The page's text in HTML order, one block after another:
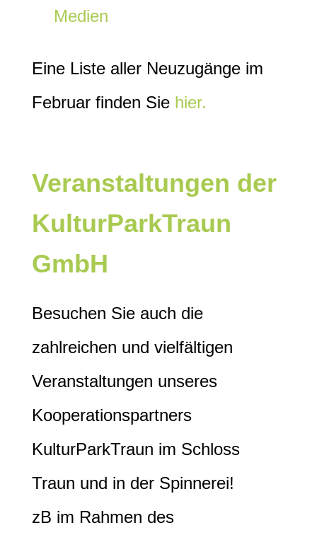
Medien
Eine Liste aller Neuzugänge im
Februar finden Sie hier.
Veranstaltungen der
KulturParkTraun
GmbH
Besuchen Sie auch die
zahlreichen und vielfältigen
Veranstaltungen unseres
Kooperationspartners
KulturParkTraun im Schloss
Traun und in der Spinnerei!
zB im Rahmen des